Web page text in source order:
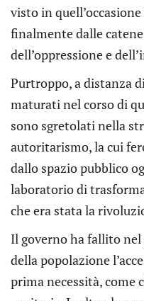
visto in
finalmente dalle
dell’oppressione e
Purtroppo, a distanza
maturati nel corso di
sono sgretolati nella
autoritarismo, la cui
dallo spazio pubblico
laboratorio di
che era stata la
Il governo ha fallito nel
della popolazione
prima necessità, come